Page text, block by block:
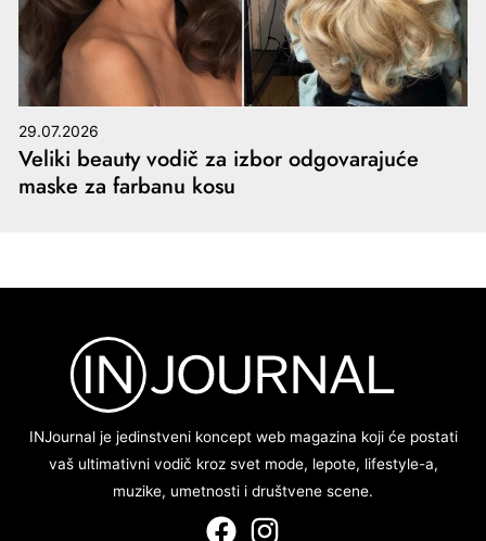
29.07.2026
Veliki beauty vodič za izbor odgovarajuće
maske za farbanu kosu
INJournal je jedinstveni koncept web magazina koji će postati
vaš ultimativni vodič kroz svet mode, lepote, lifestyle-a,
muzike, umetnosti i društvene scene.